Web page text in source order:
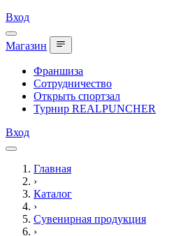
Вход
Магазин
Франшиза
Сотрудничество
Открыть спортзал
Турнир REALPUNCHER
Вход
Главная
›
Каталог
›
Сувенирная продукция
›